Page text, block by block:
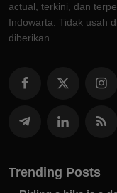
actual, terkini, dan
Indowarta. Tidak usah
diberikan.
Trending Posts